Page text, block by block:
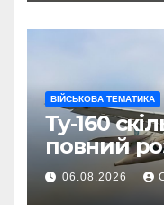
ВІЙСЬКОВА ТЕМАТИКА
Ту-160
повний
06.08.2026